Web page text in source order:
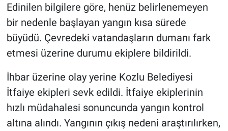
Edinilen bilgilere göre, henüz belirlenemeyen
bir nedenle başlayan yangın kısa sürede
büyüdü. Çevredeki vatandaşların dumanı fark
etmesi üzerine durumu ekiplere bildirildi.
İhbar üzerine olay yerine Kozlu Belediyesi
İtfaiye ekipleri sevk edildi. İtfaiye ekiplerinin
hızlı müdahalesi sonuncunda yangın kontrol
altına alındı. Yangının çıkış nedeni araştırılırken,